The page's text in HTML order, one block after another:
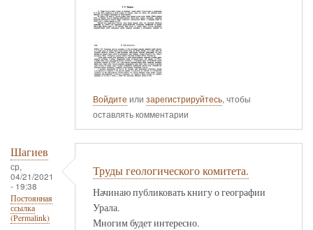
Войдите или зарегистрируйтесь, чтобы
оставлять комментарии
Шагиев
ср,
04/21/2021
- 19:38
Постоянная
ссылка
(Permalink)
Труды геологического комитета.
Начинаю публиковать книгу о географии
Урала.
Многим будет интересно.